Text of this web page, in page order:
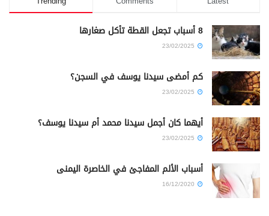
8 أسباب تجعل القطة تأكل صغارها
كم أمضى سيدنا يوسف في السجن؟
أيهما كان أجمل سيدنا محمد أم سيدنا يوسف؟
أسباب الألم المفاجئ في الخاصرة اليمنى